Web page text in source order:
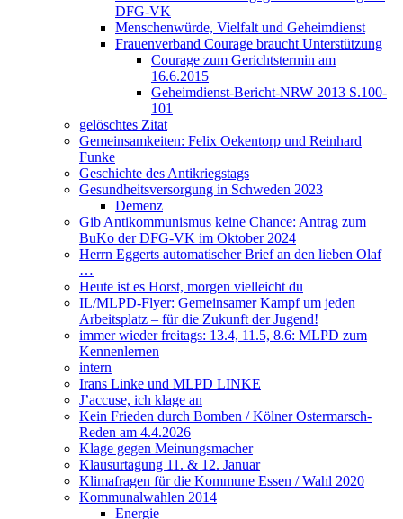
DFG-VK
Menschenwürde, Vielfalt und Geheimdienst
Frauenverband Courage braucht Unterstützung
Courage zum Gerichtstermin am
16.6.2015
Geheimdienst-Bericht-NRW 2013 S.100-
101
gelöschtes Zitat
Gemeinsamkeiten: Felix Oekentorp und Reinhard
Funke
Geschichte des Antikriegstags
Gesundheitsversorgung in Schweden 2023
Demenz
Gib Antikommunismus keine Chance: Antrag zum
BuKo der DFG-VK im Oktober 2024
Herrn Eggerts automatischer Brief an den lieben Olaf
…
Heute ist es Horst, morgen vielleicht du
IL/MLPD-Flyer: Gemeinsamer Kampf um jeden
Arbeitsplatz – für die Zukunft der Jugend!
immer wieder freitags: 13.4, 11.5, 8.6: MLPD zum
Kennenlernen
intern
Irans Linke und MLPD LINKE
J’accuse, ich klage an
Kein Frieden durch Bomben / Kölner Ostermarsch-
Reden am 4.4.2026
Klage gegen Meinungsmacher
Klausurtagung 11. & 12. Januar
Klimafragen für die Kommune Essen / Wahl 2020
Kommunalwahlen 2014
Energie